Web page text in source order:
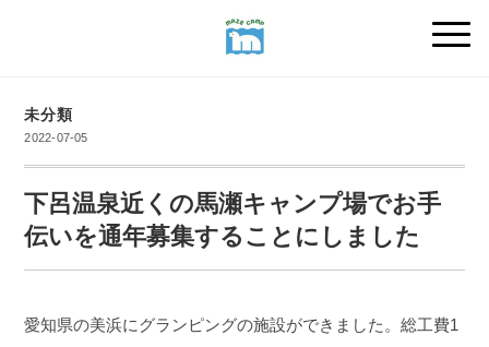
未分類
2022-07-05
下呂温泉近くの馬瀬キャンプ場でお手
伝いを通年募集することにしました
愛知県の美浜にグランピングの施設ができました。総工費1